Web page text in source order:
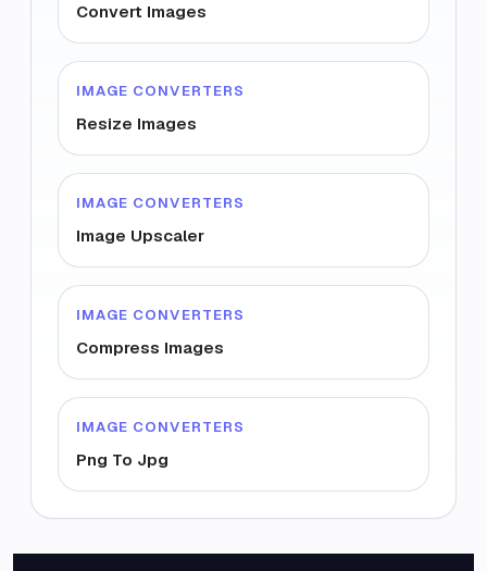
Convert Images
IMAGE CONVERTERS
Resize Images
IMAGE CONVERTERS
Image Upscaler
IMAGE CONVERTERS
Compress Images
IMAGE CONVERTERS
Png To Jpg